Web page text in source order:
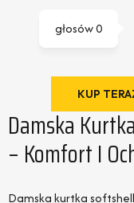
głosów0
KUP
Damska
– Komfort I
Damska kurtka